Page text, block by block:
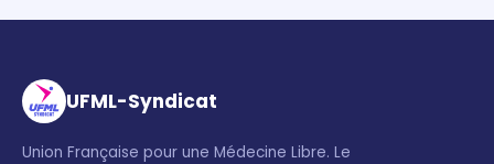
UFML-Syndicat
Union Française pour une Médecine Libre. Le